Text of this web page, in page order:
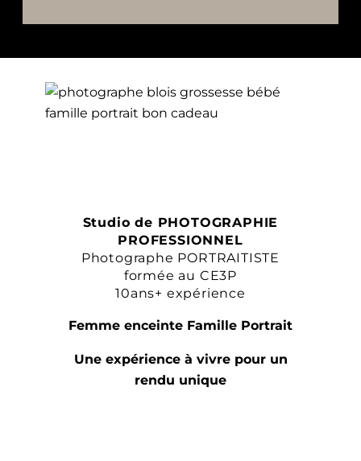
Studio de PHOTOGRAPHIE
PROFESSIONNEL
Photographe PORTRAITISTE
formée au CE3P
10ans+ expérience
Femme enceinte Famille Portrait
Une expérience à vivre pour un
rendu unique